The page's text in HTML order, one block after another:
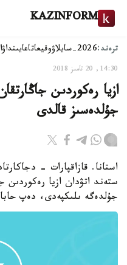
KAZINFORM
ترەند:2026-سايلاۋ وقيعاتاعايىنداۋ
14:30, 20 تامىز 2018
ازيا رەكوردىن
جۇلدەسىز قالدى
استانا. قازاقپارات -
ستەند اتۋدان ازيا رەكوردىن
جۇلدەگە ىلىكپەدى، دەپ